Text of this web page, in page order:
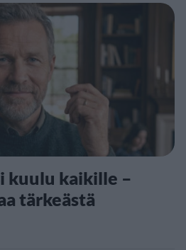
kuulu kaikille –
tärkeästä